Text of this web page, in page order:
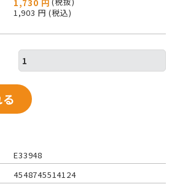
1,730 円
1,903 円 (税込)
E33948
4548745514124